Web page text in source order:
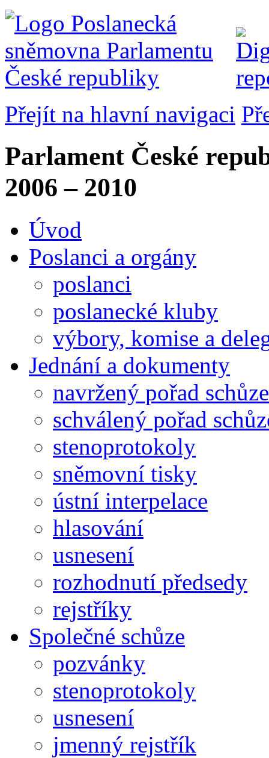
Přejít na hlavní navigaci
Parlament České
2006 – 2010
Úvod
Poslanci a orgány
poslanci
poslanecké kluby
výbory, komise a
Jednání a dokumenty
navržený pořad schůze
schválený pořad
stenoprotokoly
sněmovní tisky
ústní interpelace
hlasování
usnesení
rozhodnutí předsedy
rejstříky
Společné schůze
pozvánky
stenoprotokoly
usnesení
jmenný rejstřík